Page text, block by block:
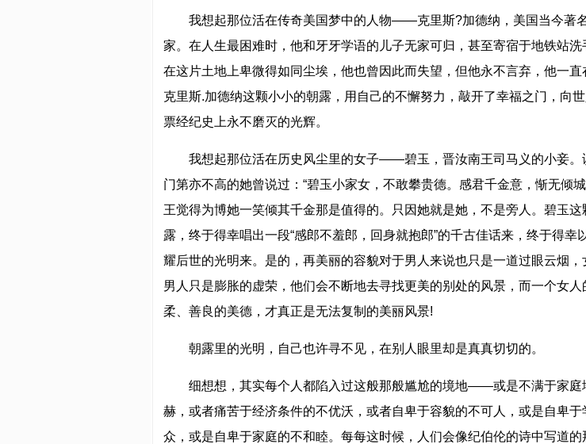
我想起那位活在传奇美国梦中的人物——克里斯?加德纳，美国当今著
家。在人生最困难时，他和牙牙学语的儿子无家可归，甚至寄宿于地铁站洗
在这片土地上卑微得如同尘埃，他也曾因此而失望，但他永不言弃，他一直
克里斯.加德纳这颗小小的朝露，用自己的不懈努力，敲开了幸福之门，向
票经纪史上永不磨灭的光辉。
我想起那位活在历史风尘里的女子——碧玉，晋汝南王司马义的小妾。
门第亦不高的她曾说过：“碧玉小家女，不敢攀贵德。感君千金意，惭无倾
王觉得为博她一笑倾其千金那是值得的。只因她就是她，不是旁人。碧玉这
露，终于得幸唱出一段“感郎不羞郎，回身就抱郎”的千古佳话来，终于得幸
耀后世的光明来。是的，再美丽的容貌对于男人来说也只是一道过眼云烟，
男人只是膨胀的虚荣，他们会不断地去寻找更美的别处的风景，而一个女人
柔、善良的美德，才真正是无法复制的美丽风景!
朝露里的光明，自己也许寻不见，在别人眼里却是真真切切的。
细想想，其实每个人都陷入过这般那般尴尬的境地——或是不满于家庭
赫，或者痛苦于经济条件的不优沃，或者自卑于容貌的不可人，或是自卑于
众，或是自卑于家庭的不和睦。每每这时候，人们会像纪伯伦的诗中写道的